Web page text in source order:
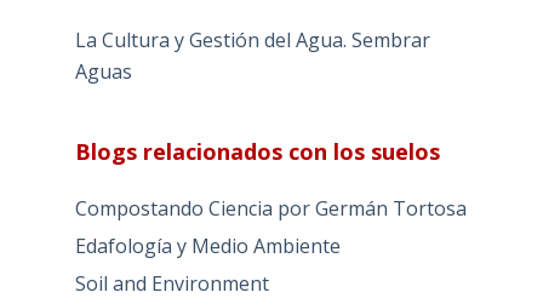
La Cultura y Gestión del Agua. Sembrar
Aguas
Blogs relacionados con los suelos
Compostando Ciencia por Germán Tortosa
Edafología y Medio Ambiente
Soil and Environment